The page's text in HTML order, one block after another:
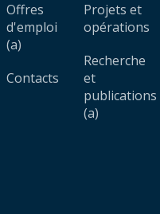
Offres
d'emploi
(a)
Contacts
Projets et
opérations
Recherche
et
publications
(a)